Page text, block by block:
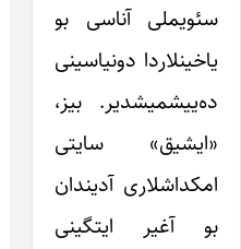
سئویملی آناسی بو
یاخینلاردا دونیاسینی
ده‌ییشمیشدیر. بیز،
«ایشیق» سایتی
امکداشلاری آدیندان
بو آغیر ایتگینی